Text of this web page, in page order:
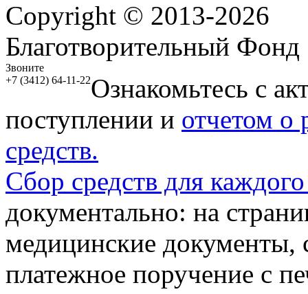
Copyright © 2013-2026
Благотворительный
Звоните
+7 (3412) 64-11-22Ознакомьтесь с
поступлении и отчетом о
средств.
Сбор средств для
документально: на
медицинские документы,
платежное поручение с